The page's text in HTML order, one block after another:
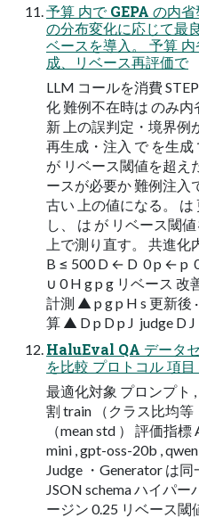
予算 内で GEPA の内省
の分布変化に応じて最
ベースを導入。 予算
成、リベース再評価で
LLM コールを消費
化 難例不在時は のみ内
新 上の誤判定・境界例
再生成・注入 で を生
が リベース閾値を超え
ースが必要か 難例注入
古い 上の値になる。
し、 は が リベース閾
上で測り直す。 共進
B ≤ 500 D ← D ​ 0 p ← p
∪ 0 H g p g リベース 改
計測 ▲ p g p H s 更新後
算 ▲ D p D p J ​ judge D J
HaluEval QA データ
を比較 プロトコル 項目
最適化対象 プロンプト
割 train （クラス比均等
（mean std ） 評価指
mini , gpt-oss-20b ,
Judge ・Generator は
JSON schema ハイパ
ージン 0.25 リベース閾